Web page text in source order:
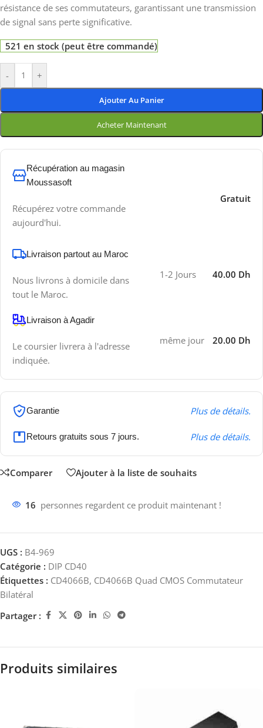
résistance de ses commutateurs, garantissant une transmission
de signal sans perte significative.
521 en stock (peut être commandé)
- +
Ajouter Au Panier
Acheter Maintenant
Récupération au magasin
Moussasoft
Récupérez votre commande
aujourd'hui.
Gratuit
Livraison partout au Maroc
Nous livrons à domicile dans
tout le Maroc.
1-2 Jours 40.00 Dh
Livraison à Agadir
Le coursier livrera à l'adresse
indiquée.
même jour 20.00 Dh
Garantie Plus de détails.
Retours gratuits sous 7 jours. Plus de détails.
Comparer Ajouter à la liste de souhaits
16 personnes regardent ce produit maintenant !
UGS : B4-969
Catégorie : DIP CD40
Étiquettes : CD4066B, CD4066B Quad CMOS Commutateur
Bilatéral
Partager :
Produits similaires